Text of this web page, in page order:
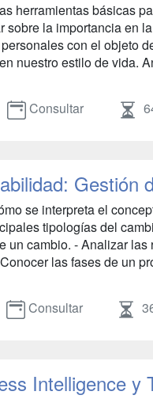
herramientas básicas
sobre la importancia en
con el objeto
nuestro estilo de vida.
Consultar
Gestión
se interpreta el
tipologías del
un cambio. - Analizar
las fases de un
Consultar
Intelligence y